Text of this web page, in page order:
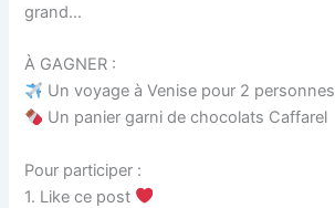
grand…
À GAGNER :
Un voyage à Venise pour 2 personnes
Un panier garni de chocolats Caffarel
Pour participer :
1. Like ce post